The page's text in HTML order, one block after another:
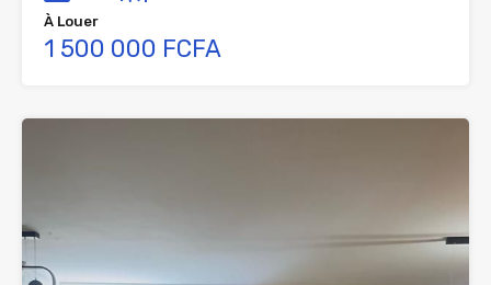
À Louer
1 500 000 FCFA